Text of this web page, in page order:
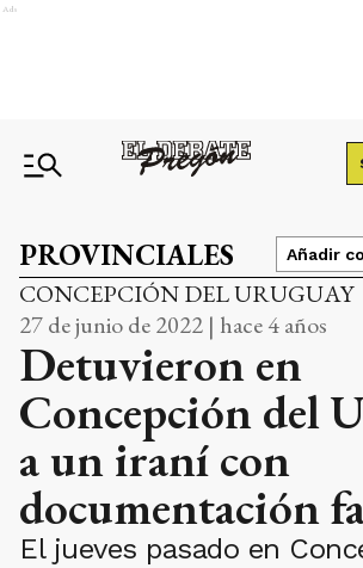
Ads
PROVINCIALES Añadir
CONCEPCIÓN DEL URUGUAY
27 de junio de 2022 | hace 4 años
Detuvieron en
Concepción del
a un iraní con
documentación
El jueves pasado en